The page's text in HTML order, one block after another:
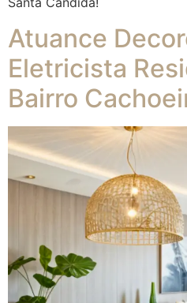
Atuance
Eletricista
Bairro